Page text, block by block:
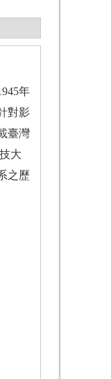
年
對影
臺灣
大
之歷